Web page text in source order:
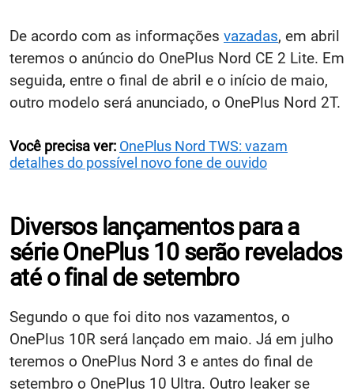
De acordo com as informações vazadas, em abril
teremos o anúncio do OnePlus Nord CE 2 Lite. Em
seguida, entre o final de abril e o início de maio,
outro modelo será anunciado, o OnePlus Nord 2T.
Você precisa ver: OnePlus Nord TWS: vazam
detalhes do possível novo fone de ouvido
Diversos lançamentos para a
série OnePlus 10 serão revelados
até o final de setembro
Segundo o que foi dito nos vazamentos, o
OnePlus 10R será lançado em maio. Já em julho
teremos o OnePlus Nord 3 e antes do final de
setembro o OnePlus 10 Ultra. Outro leaker se